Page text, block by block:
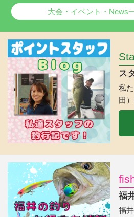
大会・イベント・News
ス
私
田
福
福